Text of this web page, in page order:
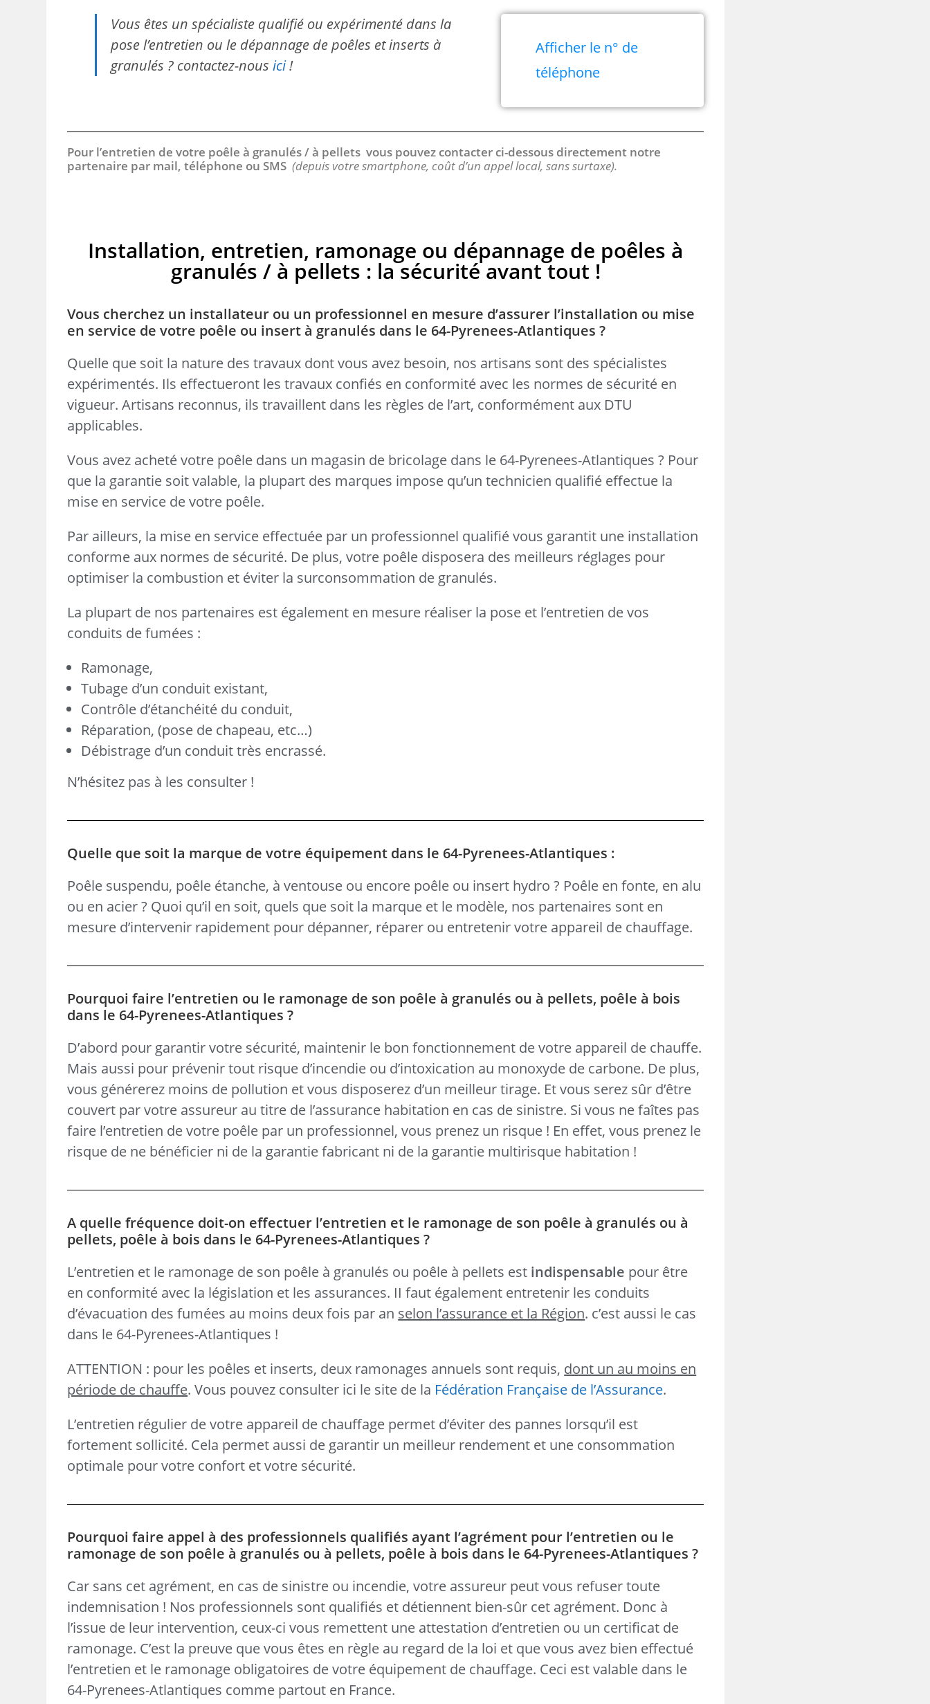
Vous êtes un spécialiste qualifié ou expérimenté dans la
pose l’entretien ou le dépannage de poêles et inserts à
granulés ? contactez-nousici!
Afficher le n° de
téléphone
Pour l’entretien de votre poêle à granulés / à pellets vous pouvez contacter ci-dessous directement notre
partenaire par mail, téléphone ou SMS(depuis votre smartphone, coût d’un appel local, sans surtaxe).
Installation, entretien, ramonage ou dépannage de poêles à
granulés / à pellets : la sécurité avant tout !
Vous cherchez un installateur ou un professionnel en mesure d’assurer l’installation ou mise
en service de votre poêle ou insert à granulés dans le 64-Pyrenees-Atlantiques ?
Quelle que soit la nature des travaux dont vous avez besoin, nos artisans sont des spécialistes
expérimentés. Ils effectueront les travaux confiés en conformité avec les normes de sécurité en
vigueur. Artisans reconnus, ils travaillent dans les règles de l’art, conformément aux DTU
applicables.
Vous avez acheté votre poêle dans un magasin de bricolage dans le 64-Pyrenees-Atlantiques ? Pour
que la garantie soit valable, la plupart des marques impose qu’un technicien qualifié effectue la
mise en service de votre poêle.
Par ailleurs, la mise en service effectuée par un professionnel qualifié vous garantit une installation
conforme aux normes de sécurité. De plus, votre poêle disposera des meilleurs réglages pour
optimiser la combustion et éviter la surconsommation de granulés.
La plupart de nos partenaires est également en mesure réaliser la pose et l’entretien de vos
conduits de fumées :
Ramonage,
Tubage d’un conduit existant,
Contrôle d’étanchéité du conduit,
Réparation, (pose de chapeau, etc…)
Débistrage d’un conduit très encrassé.
N’hésitez pas à les consulter !
Quelle que soit la marque de votre équipement dans le 64-Pyrenees-Atlantiques :
Poêle suspendu, poêle étanche, à ventouse ou encore poêle ou insert hydro ? Poêle en fonte, en alu
ou en acier ? Quoi qu’il en soit, quels que soit la marque et le modèle, nos partenaires sont en
mesure d’intervenir rapidement pour dépanner, réparer ou entretenir votre appareil de chauffage.
Pourquoi faire l’entretien ou le ramonage de son poêle à granulés ou à pellets, poêle à bois
dans le 64-Pyrenees-Atlantiques ?
D’abord pour garantir votre sécurité, maintenir le bon fonctionnement de votre appareil de chauffe.
Mais aussi pour prévenir tout risque d’incendie ou d’intoxication au monoxyde de carbone. De plus,
vous générerez moins de pollution et vous disposerez d’un meilleur tirage. Et vous serez sûr d’être
couvert par votre assureur au titre de l’assurance habitation en cas de sinistre. Si vous ne faîtes pas
faire l’entretien de votre poêle par un professionnel, vous prenez un risque ! En effet, vous prenez le
risque de ne bénéficier ni de la garantie fabricant ni de la garantie multirisque habitation !
A quelle fréquence doit-on effectuer l’entretien et le ramonage de son poêle à granulés ou à
pellets, poêle à bois dans le 64-Pyrenees-Atlantiques ?
L’entretien et le ramonage de son poêle à granulés ou poêle à pellets est indispensable pour être
en conformité avec la législation et les assurances. II faut également entretenir les conduits
d’évacuation des fumées au moins deux fois par an selon l’assurance et la Région. c’est aussi le cas
dans le 64-Pyrenees-Atlantiques !
ATTENTION : pour les poêles et inserts, deux ramonages annuels sont requis, dont un au moins en
période de chauffe. Vous pouvez consulter ici le site de la Fédération Française de l’Assurance.
L’entretien régulier de votre appareil de chauffage permet d’éviter des pannes lorsqu’il est
fortement sollicité. Cela permet aussi de garantir un meilleur rendement et une consommation
optimale pour votre confort et votre sécurité.
Pourquoi faire appel à des professionnels qualifiés ayant l’agrément pour l’entretien ou le
ramonage de son poêle à granulés ou à pellets, poêle à bois dans le 64-Pyrenees-Atlantiques ?
Car sans cet agrément, en cas de sinistre ou incendie, votre assureur peut vous refuser toute
indemnisation ! Nos professionnels sont qualifiés et détiennent bien-sûr cet agrément. Donc à
l’issue de leur intervention, ceux-ci vous remettent une attestation d’entretien ou un certificat de
ramonage. C’est la preuve que vous êtes en règle au regard de la loi et que vous avez bien effectué
l’entretien et le ramonage obligatoires de votre équipement de chauffage. Ceci est valable dans le
64-Pyrenees-Atlantiques comme partout en France.